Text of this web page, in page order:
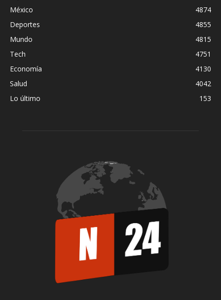
México
4874
Deportes
4855
Mundo
4815
Tech
4751
Economía
4130
Salud
4042
Lo último
153